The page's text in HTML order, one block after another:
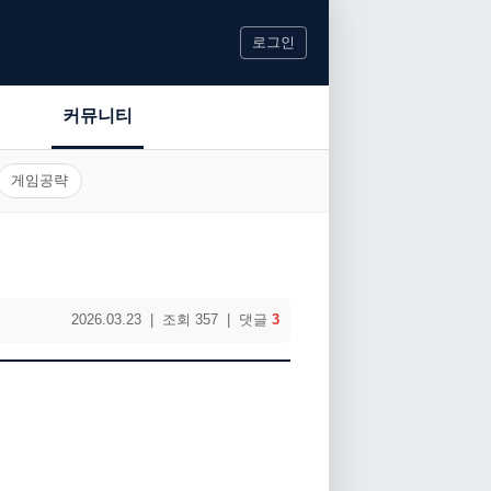
로그인
커뮤니티
게임공략
2026.03.23 | 조회 357 | 댓글 3